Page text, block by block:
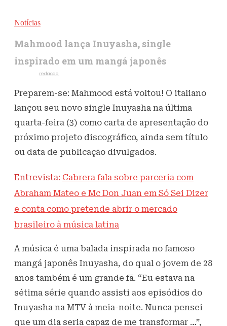
Notícias
Mahmood lança Inuyasha, single
inspirado em um mangá japonês
redacao
Preparem-se: Mahmood está voltou! O italiano
lançou seu novo single Inuyasha na última
quarta-feira (3) como carta de apresentação do
próximo projeto discográfico, ainda sem título
ou data de publicação divulgados.
Entrevista: Cabrera fala sobre parceria com
Abraham Mateo e Mc Don Juan em Só Sei Dizer
e conta como pretende abrir o mercado
brasileiro à música latina
A música é uma balada inspirada no famoso
mangá japonês Inuyasha, do qual o jovem de 28
anos também é um grande fã. “Eu estava na
sétima série quando assisti aos episódios do
Inuyasha na MTV à meia-noite. Nunca pensei
que um dia seria capaz de me transformar …”,